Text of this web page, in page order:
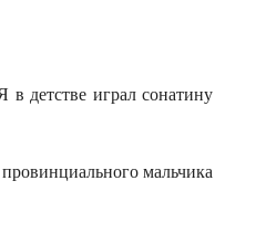
детстве играл сонатину
мальчика